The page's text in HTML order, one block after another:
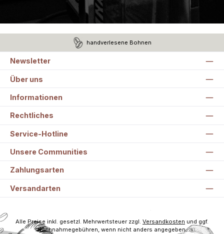
handverlesene Bohnen
Newsletter
Über uns
Informationen
Rechtliches
Service-Hotline
Unsere Communities
Zahlungsarten
Versandarten
Alle Preise inkl. gesetzl. Mehrwertsteuer zzgl. Versandkosten und ggf.
Nachnahmegebühren, wenn nicht anders angegeben.